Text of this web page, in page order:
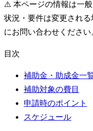
⚠️ 本ページの情報は一
状況・要件は変更され
にお問い合わせください
目次
補助金・助成金一
補助対象の費目
申請時のポイント
スケジュール